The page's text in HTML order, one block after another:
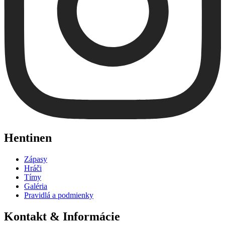
Hentinen
Zápasy
Hráči
Tímy
Galéria
Pravidlá a podmienky
Kontakt & Informácie